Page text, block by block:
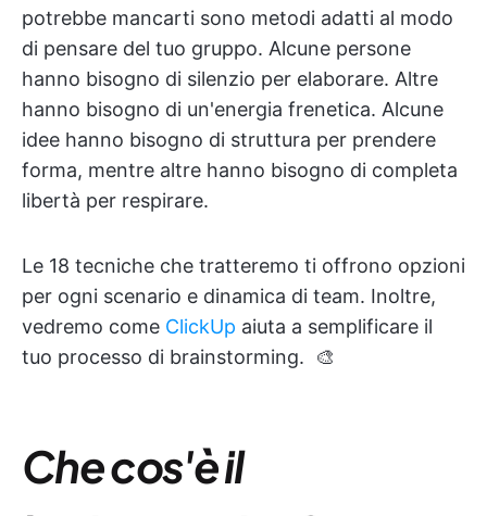
potrebbe mancarti sono metodi adatti al modo
di pensare del tuo gruppo. Alcune persone
hanno bisogno di silenzio per elaborare. Altre
hanno bisogno di un'energia frenetica. Alcune
idee hanno bisogno di struttura per prendere
forma, mentre altre hanno bisogno di completa
libertà per respirare.
Le 18 tecniche che tratteremo ti offrono opzioni
per ogni scenario e dinamica di team. Inoltre,
vedremo come ClickUp aiuta a semplificare il
tuo processo di brainstorming. ​​​​​​​​​​​​​​​​ 🎨
Che cos'è il